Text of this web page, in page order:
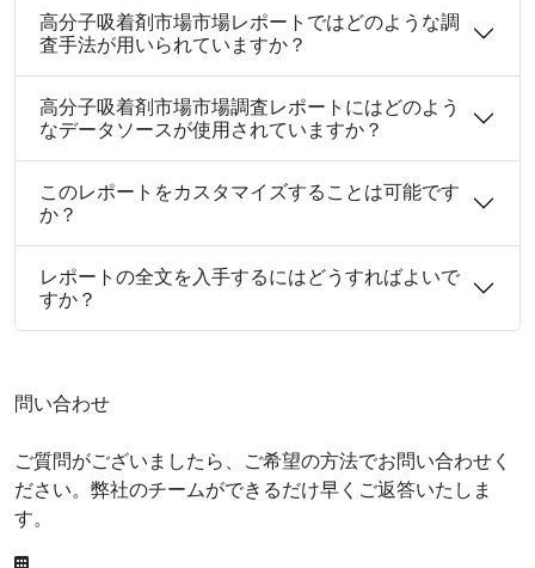
高分子吸着剤市場市場レポートではどのような調
査手法が用いられていますか？
高分子吸着剤市場市場調査レポートにはどのよう
なデータソースが使用されていますか？
このレポートをカスタマイズすることは可能です
か？
レポートの全文を入手するにはどうすればよいで
すか？
問い合わせ
ご質問がございましたら、ご希望の方法でお問い合わせく
ださい。弊社のチームができるだけ早くご返答いたしま
す。